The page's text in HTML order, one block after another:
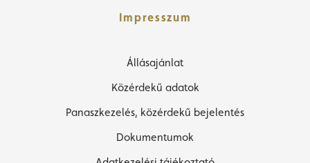
Impresszum
Állásajánlat
Közérdekű adatok
Panaszkezelés, közérdekű bejelentés
Dokumentumok